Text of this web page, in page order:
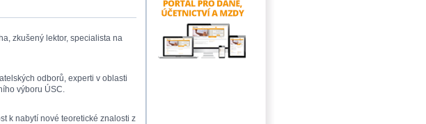
zkušený lektor, specialista na
odborů, experti v oblasti
výboru ÚSC.
k nabytí nové teoretické znalosti z